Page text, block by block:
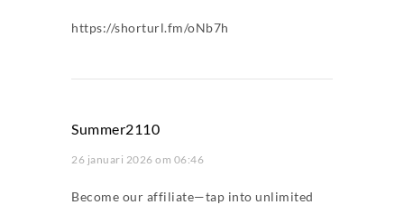
https://shorturl.fm/oNb7h
Summer2110
26 januari 2026 om 06:46
Become our affiliate—tap into unlimited